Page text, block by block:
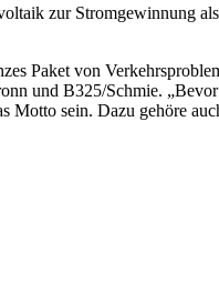
Paket von
und B325/Schmie.
Motto sein. Dazu gehöre